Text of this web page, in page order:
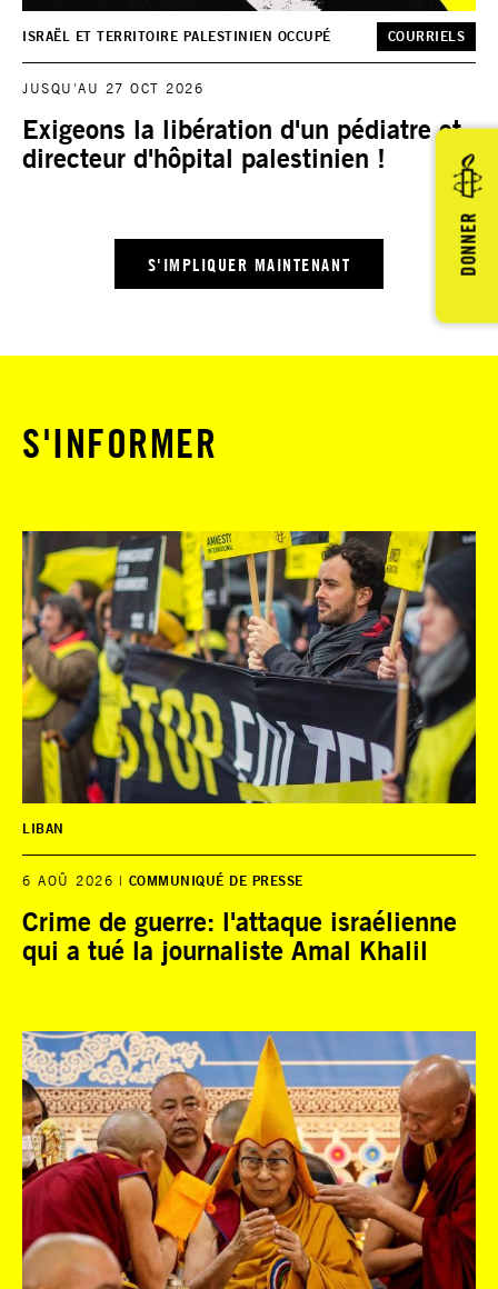
DONNER
ISRAËL ET TERRITOIRE PALESTINIEN OCCUPÉ COURRIELS
JUSQU'AU 27 OCT 2026
Exigeons la libération d'un pédiatre et
directeur d'hôpital palestinien !
S'IMPLIQUER MAINTENANT
S'INFORMER
LIBAN
6 AOÛ 2026 COMMUNIQUÉ DE PRESSE
Crime de guerre: l'attaque israélienne
qui a tué la journaliste Amal Khalil